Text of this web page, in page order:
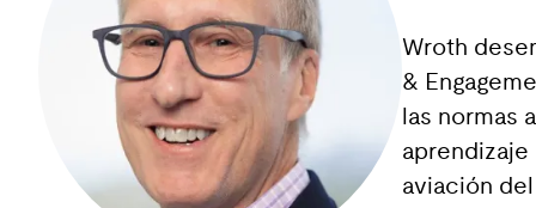
Wroth
&
las normas
aviación